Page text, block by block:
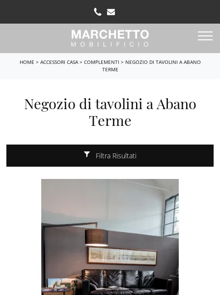
HOME > ACCESSORI CASA> COMPLEMENTI > NEGOZIO DI TAVOLINI A ABANO
TERME
Negozio di tavolini a Abano
Terme
Filtra Risultati